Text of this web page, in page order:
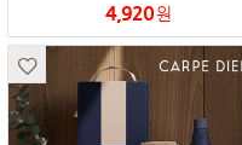
4,920원